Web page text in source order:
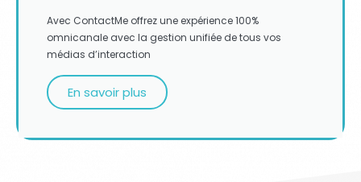
Avec ContactMe offrez une expérience 100%
omnicanale avec la gestion unifiée de tous vos
médias d’interaction
En savoir plus